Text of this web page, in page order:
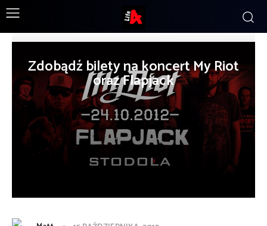
Zdobądź bilety na koncert My Riot
oraz Flapjack